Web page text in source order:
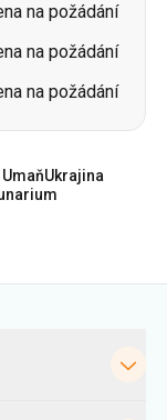
na požádání
na požádání
na požádání
Ukrajina